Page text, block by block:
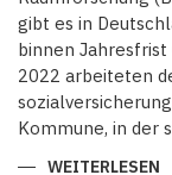
gibt es in
binnen Jahresfrist
2022 arbeiteten
Kommune, in der
WEITERLESEN